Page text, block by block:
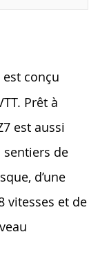
est conçu
Prêt à
est aussi
sentiers de
d’une
vitesses et de